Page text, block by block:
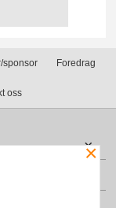
sponsor Foredrag
oss
×